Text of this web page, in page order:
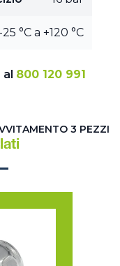
°C a +120 °C
al 800 120 991
3 PEZZI